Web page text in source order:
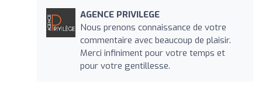
AGENCE PRIVILEGE
Nous prenons connaissance de votre
commentaire avec beaucoup de plaisir.
Merci infiniment pour votre temps et
pour votre gentillesse.